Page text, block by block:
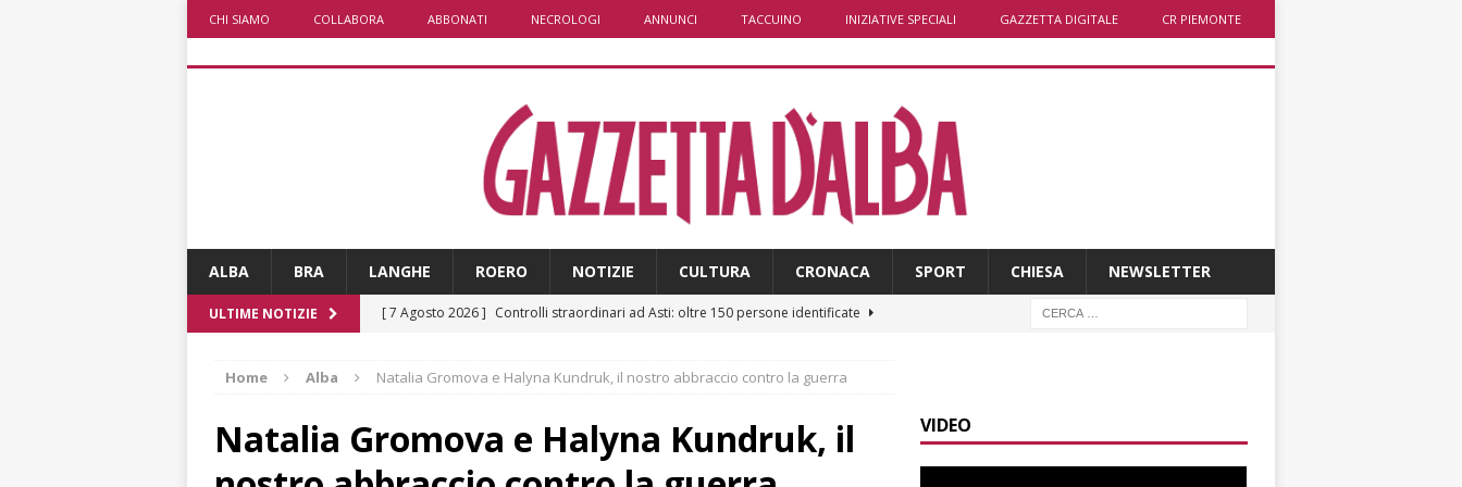
CHI SIAMO COLLABORA ABBONATI NECROLOGI ANNUNCI TACCUINO INIZIATIVE SPECIALI GAZZETTA DIGITALE CR PIEMONTE
ALBA BRA LANGHE ROERO NOTIZIE CULTURA CRONACA SPORT CHIESA NEWSLETTER
ULTIME NOTIZIE [ 7 Agosto 2026 ] Controlli straordinari ad Asti: oltre 150 persone identificate
[ 7 Agosto 2026 ] Fondazione CRC, oltre 2,15 milioni per 41 progetti green
Siccità in Piemonte, parte la richiesta di calamità naturale
Home Alba Natalia Gromova e Halyna Kundruk, il nostro abbraccio contro la guerra
Natalia Gromova e Halyna Kundruk, il
VIDEO